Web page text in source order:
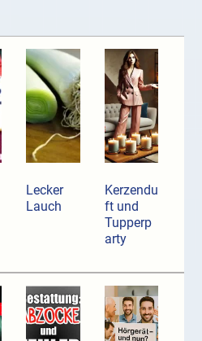
Lecker
Lauch
Kerzendu
ft und
Tupperp
arty